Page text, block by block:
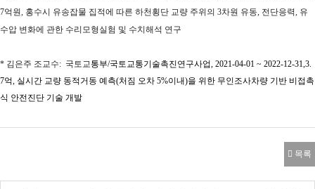
7억원, 홍수시 유송잡물 집적에 따른 하천횡단 교량 주위의 3차원 유동, 전단응력, 유
수압 변화에 관한 수리모형실험 및 수치해석 연구
* 김은주 조교수: 국토교통부/국토교통기술촉진연구사업, 2021-04-01 ~ 2022-12-31,3.
7억, 실시간 교량 동적거동 예측(처짐 오차 5%이내)을 위한 무인조사차량 기반 비접촉
식 안전진단 기술 개발
목록